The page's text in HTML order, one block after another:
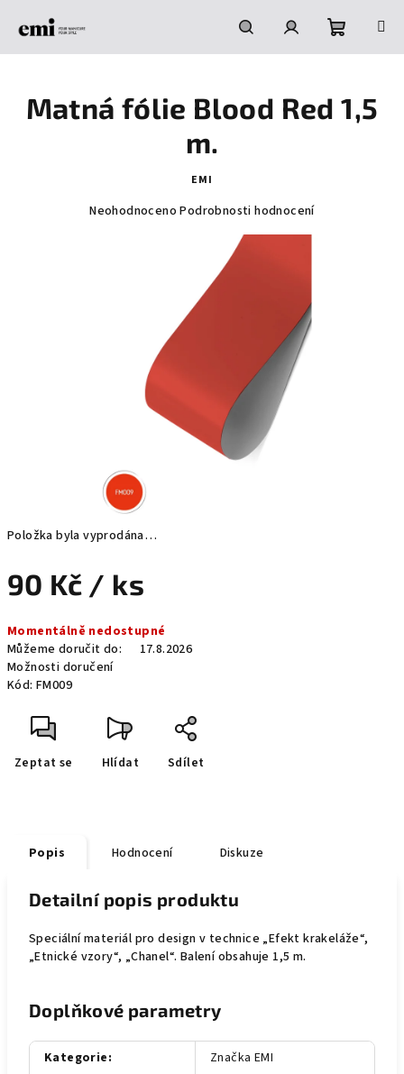
HledatPřihlášeníNákupní
košík
Položka byla vyprodána…
90 Kč / ks
cena:
Momentálně nedostupné
Můžeme doručit do:
17.8.2026
Možnosti doručení
Kód: FM009
Zeptat se Hlídat Sdílet
Matná fólie Blood Red 1,5
m.
EMI
Průměrné
Neohodnoceno Podrobnosti hodnocení
Popis Hodnocení Diskuze
Detailní popis produktu
Speciální materiál pro design v technice „Efekt krakeláže“,
„Etnické vzory“, „Chanel“. Balení obsahuje 1,5 m.
Doplňkové parametry
Kategorie:
Značka EMI